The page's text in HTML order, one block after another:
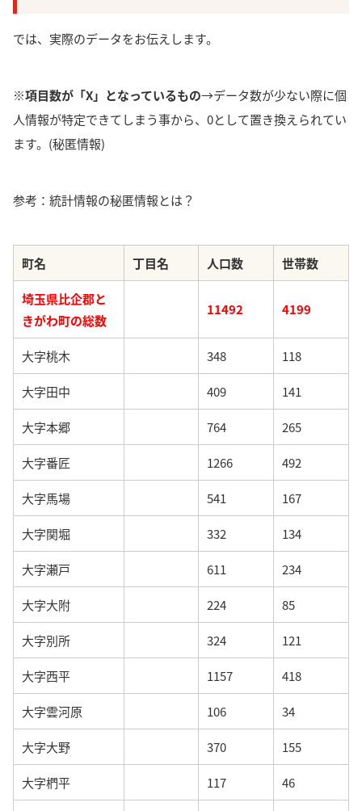
では、実際のデータをお伝えします。
※項目数が「X」となっているもの→データ数が少ない際に個
人情報が特定できてしまう事から、0として置き換えられてい
ます。(秘匿情報)
参考：統計情報の秘匿情報とは？
町名 丁目名 人口数 世帯数
埼玉県比企郡と
きがわ町の総数
11492 4199
大字桃木 348 118
大字田中 409 141
大字本郷 764 265
大字番匠 1266 492
大字馬場 541 167
大字関堀 332 134
大字瀬戸 611 234
大字大附 224 85
大字別所 324 121
大字西平 1157 418
大字雲河原 106 34
大字大野 370 155
大字椚平 117 46